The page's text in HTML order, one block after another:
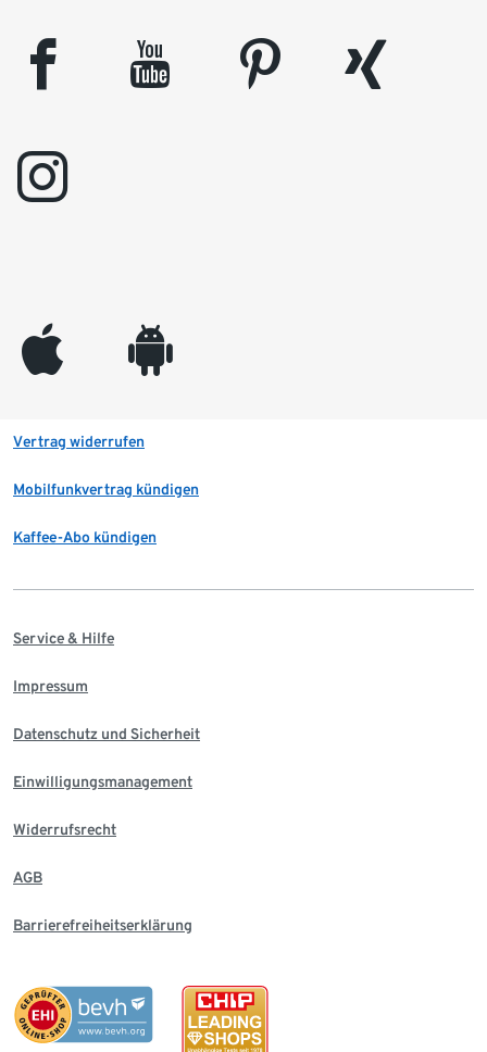
facebook youtube pinterest
xing
instagram
appleinc android
Vertrag widerrufen
Mobilfunkvertrag kündigen
Kaffee-Abo kündigen
Service & Hilfe
Impressum
Datenschutz und Sicherheit
Einwilligungsmanagement
Widerrufsrecht
AGB
Barrierefreiheitserklärung